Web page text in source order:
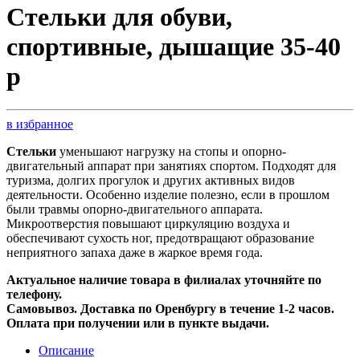
Стельки для обуви,
спортивные, дышащие 35-40
р
в избранное
Стельки уменьшают нагрузку на стопы и опорно-
двигательный аппарат при занятиях спортом. Подходят для
туризма, долгих прогулок и других активных видов
деятельности. Особенно изделие полезно, если в прошлом
были травмы опорно-двигательного аппарата.
Микроотверстия повышают циркуляцию воздуха и
обеспечивают сухость ног, предотвращают образование
неприятного запаха даже в жаркое время года.
Актуальное наличие товара в филиалах уточняйте по
телефону.
Самовывоз. Доставка по Оренбургу в течение 1-2 часов.
Оплата при получении или в пункте выдачи.
Описание